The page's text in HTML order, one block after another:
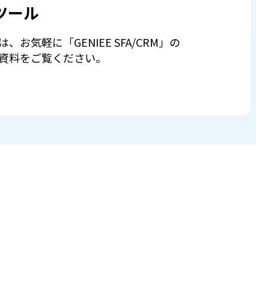
ール
、お気軽に「GENIEE SFA/CRM」の
料をご覧ください。